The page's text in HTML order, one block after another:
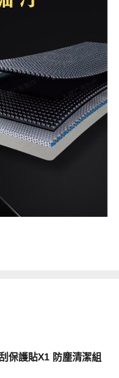
保護貼X1 防塵清潔組